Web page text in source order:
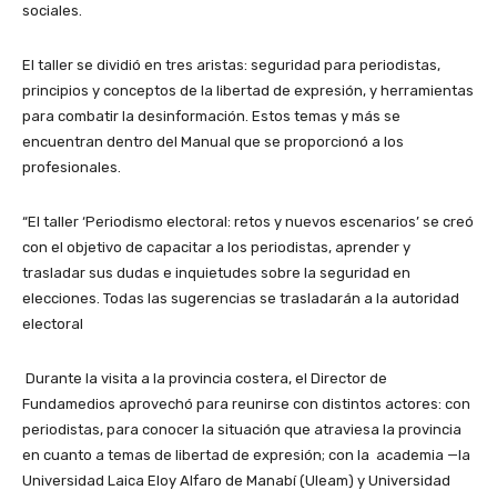
sociales.
El taller se dividió en tres aristas: seguridad para periodistas,
principios y conceptos de la libertad de expresión, y herramientas
para combatir la desinformación. Estos temas y más se
encuentran dentro del Manual que se proporcionó a los
profesionales.
“El taller ‘Periodismo electoral: retos y nuevos escenarios’ se creó
con el objetivo de capacitar a los periodistas, aprender y
trasladar sus dudas e inquietudes sobre la seguridad en
elecciones. Todas las sugerencias se trasladarán a la autoridad
electoral
Durante la visita a la provincia costera, el Director de
Fundamedios aprovechó para reunirse con distintos actores: con
periodistas, para conocer la situación que atraviesa la provincia
en cuanto a temas de libertad de expresión; con la academia —la
Universidad Laica Eloy Alfaro de Manabí (Uleam) y Universidad